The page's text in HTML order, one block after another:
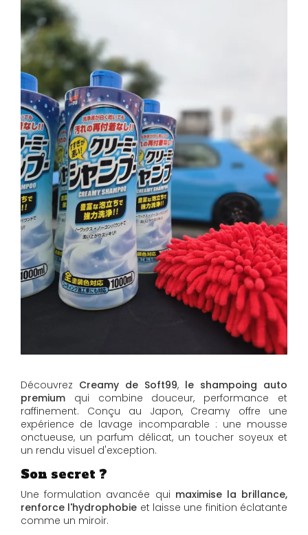
Découvrez Creamy de Soft99, le shampoing auto
premium qui combine douceur, performance et
raffinement. Conçu au Japon, Creamy offre une
expérience de lavage incomparable : une mousse
onctueuse, un parfum délicat, un toucher soyeux et
un rendu visuel d'exception.
Son secret ?
Une formulation avancée qui maximise la brillance,
renforce l'hydrophobie et laisse une finition éclatante
comme un miroir.